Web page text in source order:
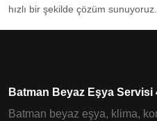
hızlı bir şekilde çözüm sunuyoruz.
Batman Beyaz Eşya Servisi
Batman beyaz eşya, klima,